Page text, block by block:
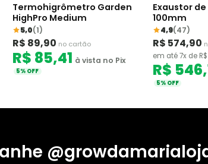
Termohigrômetro Garden
HighPro Medium
5,0(1)
R$ 89,90 no cartão
R$ 85,41 à vista no Pix
5% OFF
Exaustor
100mm
4,9(47)
R$ 574,90
em até 7x de
R$
5% OFF